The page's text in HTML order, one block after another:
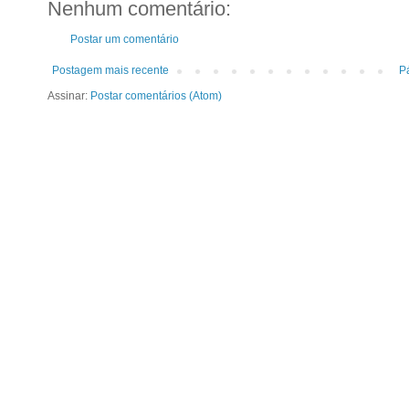
Nenhum comentário:
Postar um comentário
Postagem mais recente
Assinar: Postar comentários (Atom)